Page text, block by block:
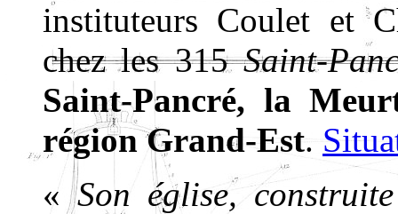
instituteurs Coulet et
chez les 315Saint-
Saint-Pancré, la
région Grand-Est.
«Son église,